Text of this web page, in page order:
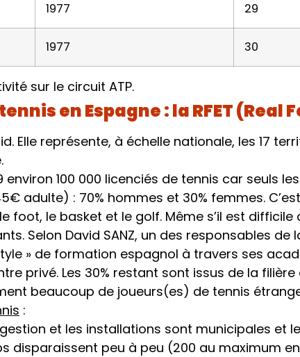
1977 29
1977 30
sur le circuit ATP.
en Espagne : la RFET
Elle représente, à échelle nationale, les 17
environ 100 000 licenciés de tennis car seuls
adulte) : 70% hommes et 30% femmes.
foot, le basket et le golf. Même s’il est difficile
Selon David SANZ, un des responsables de
» de formation espagnol à travers ses
privé. Les 30% restant sont issus de la
beaucoup de joueurs(es) de tennis
:
et les installations sont municipales et
disparaissent peu à peu (200 au maximum